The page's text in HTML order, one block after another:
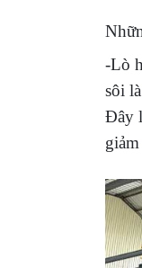
-Lò
sôi
Đây